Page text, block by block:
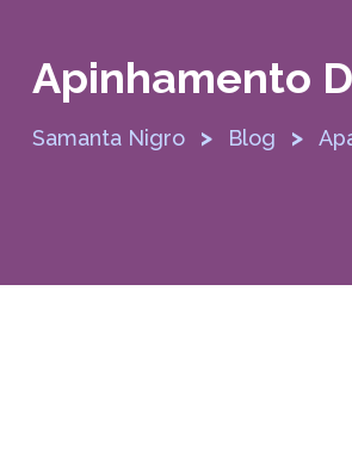
Apinhamento
Samanta Nigro > Blog >